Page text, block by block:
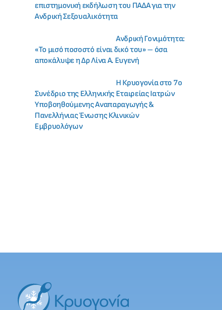
επιστημονική εκδήλωση του ΠΑΔΑ για την
Ανδρική Σεξουαλικότητα
Ανδρική Γονιμότητα:
«Το μισό ποσοστό είναι δικό του» – όσα
αποκάλυψε η Δρ Λίνα Α. Ευγενή
Η Κρυογονία στο 7ο
Συνέδριο της Ελληνικής Εταιρείας Ιατρών
Υποβοηθούμενης Αναπαραγωγής &
Πανελλήνιας Ένωσης Κλινικών
Εμβρυολόγων